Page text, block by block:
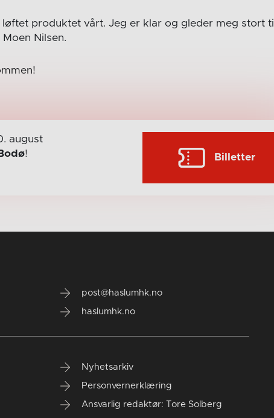
produktet vårt. Jeg er klar og gleder meg stort til
Nilsen.
august
! Billetter
post@haslumhk.no
haslumhk.no
Nyhetsarkiv
Personvernerklæring
Ansvarlig redaktør: Tore Solberg